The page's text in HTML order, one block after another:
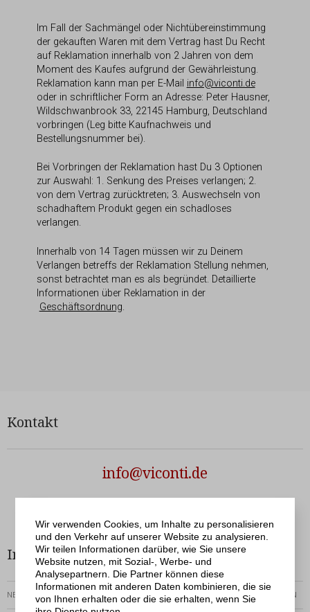
Im Fall der Sachmängel oder Nichtübereinstimmung
der gekauften Waren mit dem Vertrag hast Du Recht
auf Reklamation innerhalb von 2 Jahren von dem
Moment des Kaufes aufgrund der Gewährleistung.
Reklamation kann man per E-Mail info@viconti.de
oder in schriftlicher Form an Adresse: Peter Hausner,
Wildschwanbrook 33, 22145 Hamburg, Deutschland
vorbringen (Leg bitte Kaufnachweis und
Bestellungsnummer bei).
Bei Vorbringen der Reklamation hast Du 3 Optionen
zur Auswahl: 1. Senkung des Preises verlangen; 2.
von dem Vertrag zurücktreten; 3. Auswechseln von
schadhaftem Produkt gegen ein schadloses
verlangen.
Innerhalb von 14 Tagen müssen wir zu Deinem
Verlangen betreffs der Reklamation Stellung nehmen,
sonst betrachtet man es als begründet. Detaillierte
Informationen über Reklamation in der
Geschäftsordnung.
Kontakt
info@viconti.de
Informationen
NEWSLETTER
Bestellservice
RÜCKGABEN-UND-REKLAMATIONEN
Wir verwenden Cookies, um Inhalte zu personalisieren
und den Verkehr auf unserer Website zu analysieren.
Wir teilen Informationen darüber, wie Sie unsere
Website nutzen, mit Sozial-, Werbe- und
Analysepartnern. Die Partner können diese
Informationen mit anderen Daten kombinieren, die sie
von Ihnen erhalten oder die sie erhalten, wenn Sie